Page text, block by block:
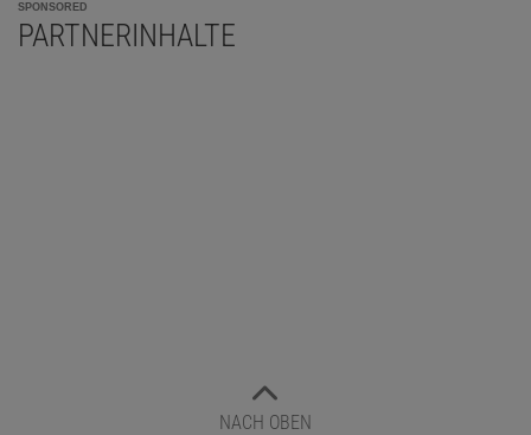
SPONSORED
PARTNERINHALTE
NACH OBEN